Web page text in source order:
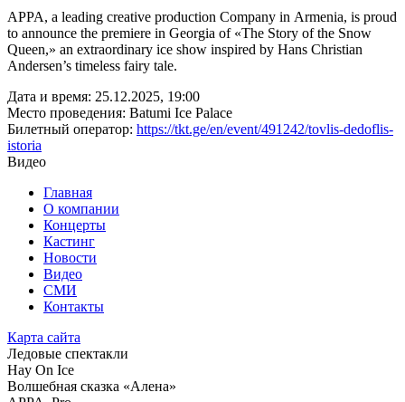
APPA, a leading creative production Company in Armenia, is proud
to announce the premiere in Georgia of «The Story of the Snow
Queen,» an extraordinary ice show inspired by Hans Christian
Andersen’s timeless fairy tale.
Дата и время: 25.12.2025, 19:00
Место проведения: Batumi Ice Palace
Билетный оператор: https://tkt.ge/en/event/491242/tovlis-dedoflis-
istoria
Видео
Главная
О компании
Концерты
Кастинг
Новости
Видео
СМИ
Контакты
Карта сайта
Ледовые спектакли
Hay On Ice
Волшебная сказка «Алена»